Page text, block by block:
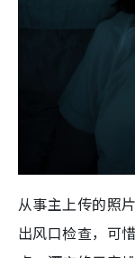
从事主上传的照
出风口检查，可